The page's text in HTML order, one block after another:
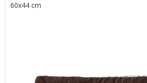
60x44 cm